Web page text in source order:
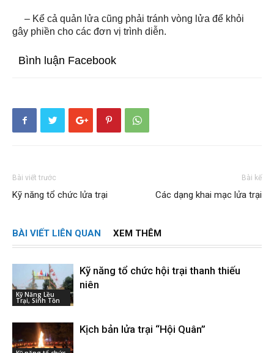
– Kể cả quản lửa cũng phải tránh vòng lửa để khỏi
gây phiền cho các đơn vị trình diễn.
Bình luận Facebook
Bài viết trước
Kỹ năng tổ chức lửa trại
Bài kế
Các dạng khai mạc lửa trại
BÀI VIẾT LIÊN QUAN XEM THÊM
Kỹ Năng Lều
Trại, Sinh Tồn
Kỹ năng tổ chức hội trại thanh thiếu
niên
Kịch bản lửa trại “Hội Quân”